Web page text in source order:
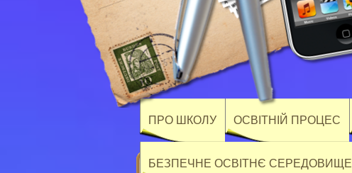
ПРО ШКОЛУ ОСВІТНІЙ ПРОЦЕС
БЕЗПЕЧНЕ ОСВІТНЄ СЕРЕДОВИЩЕ